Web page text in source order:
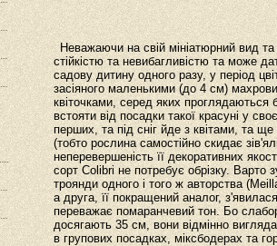
Неважаючи на свій мініатюрний вид та
стійкістю та невибагливістю та може
садову дитину одного разу, у період
засіяного маленькими (до 4 см)
квіточками, серед яких проглядаються
встояти від посадки такої красуні у
перших, та під сніг йде з квітами, та ще
(тобто рослина самостійно скидає
неперевершеність її декоративних
сорт Colibri не потребує обрізку. Варто
троянди одного і того ж авторства
а друга, її покращений аналог,
переважає помаранчевий тон. Бо
досягають 35 см, вони відмінно
в групових посадках, міксбодерах та